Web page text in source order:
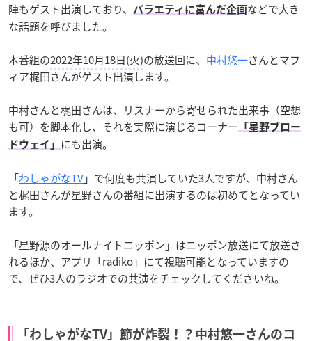
陣もゲスト出演しており、
バラエティに富んだ企画などで大き
な話題を呼びました。
本番組の2022年10月18日(火)の放送回に、 中村悠一さんとマフ
ィア梶田さんがゲスト出演します。
中村さんと梶田さんは、リスナーから寄せられた出来事（空想
も可）を脚本化し、それを実際に演じるコーナー 「星野ブロー
ドウェイ」
にも出演。
「わしゃがなTV」で何度も共演していた3人ですが、中村さん
と梶田さんが星野さんの番組に出演するのは初めてとなってい
ます。
「星野源のオールナイトニッポン」はニッポン放送にて放送さ
れるほか、アプリ「radiko」にて視聴可能となっていますの
で、ぜひ3人のラジオでの共演をチェックしてくださいね。
「わしゃがなTV」節が炸裂！？中村悠一さんのコ